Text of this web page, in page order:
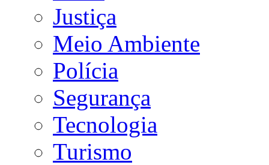
Justiça
Meio Ambiente
Polícia
Segurança
Tecnologia
Turismo